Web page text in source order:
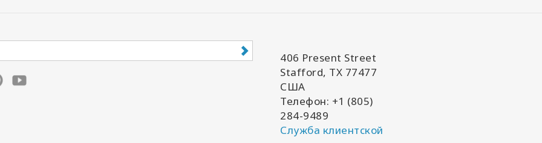
406 Present Street
Stafford, TX 77477
США
Телефон: +1 (805)
284-9489
Служба клиентской